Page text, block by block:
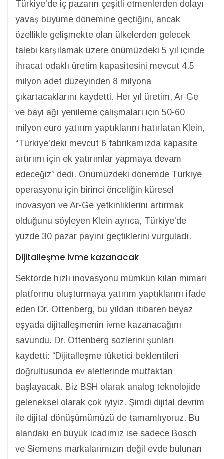
Türkiye'de iç pazarın çeşitli etmenlerden dolayı
yavaş büyüme dönemine geçtiğini, ancak
özellikle gelişmekte olan ülkelerden gelecek
talebi karşılamak üzere önümüzdeki 5 yıl içinde
ihracat odaklı üretim kapasitesini mevcut 4.5
milyon adet düzeyinden 8 milyona
çıkartacaklarını kaydetti. Her yıl üretim, Ar-Ge
ve bayi ağı yenileme çalışmaları için 50-60
milyon euro yatırım yaptıklarını hatırlatan Klein,
“Türkiye'deki mevcut 6 fabrikamızda kapasite
artırımı için ek yatırımlar yapmaya devam
edeceğiz” dedi. Önümüzdeki dönemde Türkiye
operasyonu için birinci önceliğin küresel
inovasyon ve Ar-Ge yetkinliklerini artırmak
olduğunu söyleyen Klein ayrıca, Türkiye'de
yüzde 30 pazar payını geçtiklerini vurguladı.
Dijitalleşme ivme kazanacak
Sektörde hızlı inovasyonu mümkün kılan mimari
platformu oluşturmaya yatırım yaptıklarını ifade
eden Dr. Ottenberg, bu yıldan itibaren beyaz
eşyada dijitalleşmenin ivme kazanacağını
savundu. Dr. Ottenberg sözlerini şunları
kaydetti: “Dijitalleşme tüketici beklentileri
doğrultusunda ev aletlerinde mutfaktan
başlayacak. Biz BSH olarak analog teknolojide
geleneksel olarak çok iyiyiz. Şimdi dijital devrim
ile dijital dönüşümümüzü de tamamlıyoruz. Bu
alandaki en büyük icadımız ise sadece Bosch
ve Siemens markalarımızın değil evde bulunan